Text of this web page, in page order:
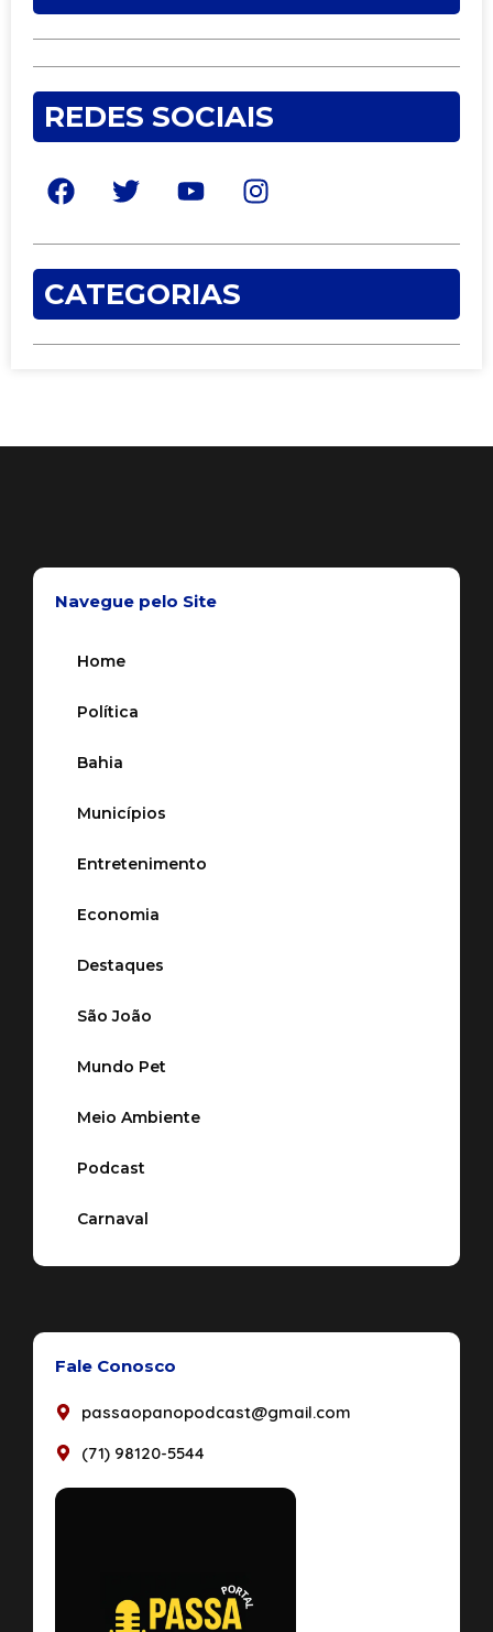
REDES SOCIAIS
CATEGORIAS
Navegue pelo Site
Home
Política
Bahia
Municípios
Entretenimento
Economia
Destaques
São João
Mundo Pet
Meio Ambiente
Podcast
Carnaval
Fale Conosco
passaopanopodcast@gmail.com
(71) 98120-5544